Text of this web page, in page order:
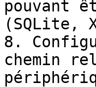
pouvant
(SQLite,
8.
chemin